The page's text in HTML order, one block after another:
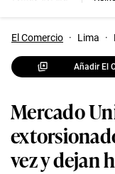
El Comercio · Lima ·
Añadir El
Mercado
vez y dejan